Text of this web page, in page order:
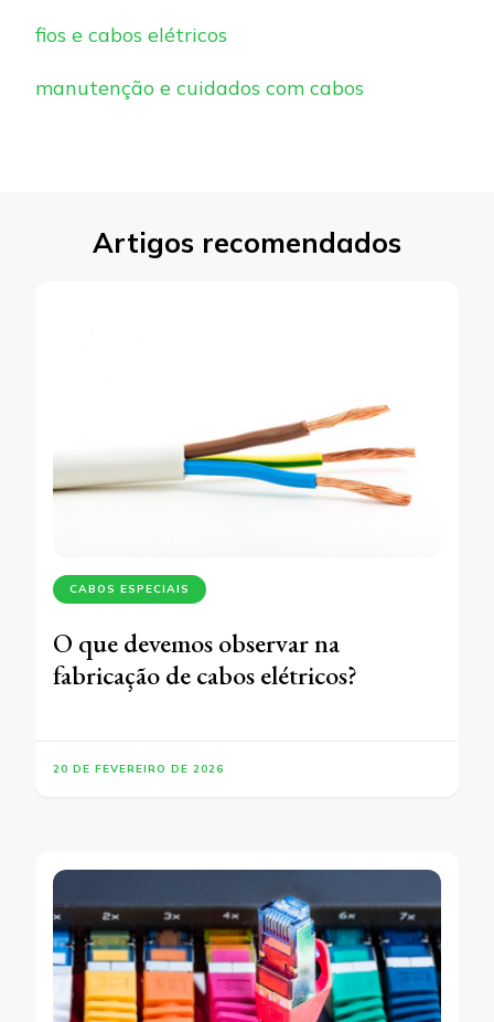
fios e cabos elétricos
manutenção e cuidados com cabos
Artigos recomendados
CABOS ESPECIAIS
O que devemos observar na
fabricação de cabos elétricos?
20 DE FEVEREIRO DE 2026